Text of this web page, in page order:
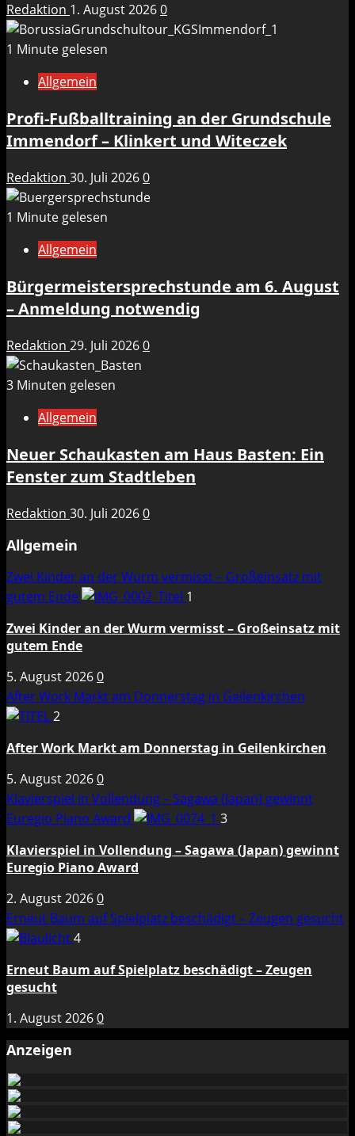
Redaktion 1. August 20260
1 Minute gelesen
Allgemein
Profi-Fußballtraining an der Grundschule
Immendorf – Klinkert und Witeczek
Redaktion 30. Juli 20260
1 Minute gelesen
Allgemein
Bürgermeistersprechstunde am 6. August
– Anmeldung notwendig
Redaktion 29. Juli 20260
3 Minuten gelesen
Allgemein
Neuer Schaukasten am Haus Basten: Ein
Fenster zum Stadtleben
Redaktion 30. Juli 20260
Allgemein
Zwei Kinder an der Wurm vermisst – Großeinsatz mit
gutem Ende
1
Zwei Kinder an der Wurm vermisst – Großeinsatz mit
gutem Ende
5. August 20260
After Work Markt am Donnerstag in Geilenkirchen
2
After Work Markt am Donnerstag in Geilenkirchen
5. August 20260
Klavierspiel in Vollendung – Sagawa (Japan) gewinnt
Euregio Piano Award
3
Klavierspiel in Vollendung – Sagawa (Japan) gewinnt
Euregio Piano Award
2. August 20260
Erneut Baum auf Spielplatz beschädigt – Zeugen gesucht
4
Erneut Baum auf Spielplatz beschädigt – Zeugen
gesucht
1. August 20260
Anzeigen